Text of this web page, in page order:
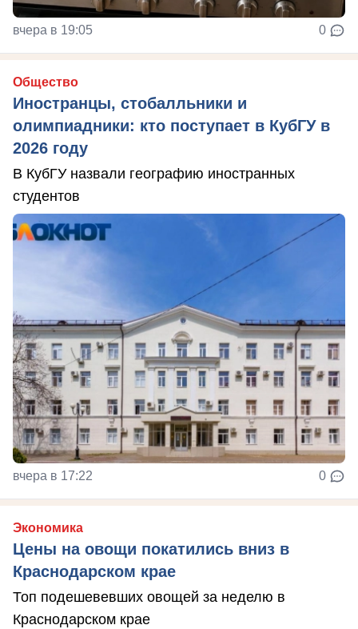
вчера в 19:05 0
Общество
Иностранцы, стобалльники и
олимпиадники: кто поступает в КубГУ в
2026 году
В КубГУ назвали географию иностранных
студентов
вчера в 17:22 0
Экономика
Цены на овощи покатились вниз в
Краснодарском крае
Топ подешевевших овощей за неделю в
Краснодарском крае